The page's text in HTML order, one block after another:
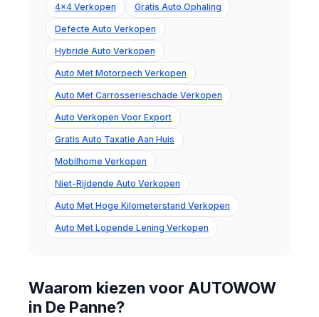
4x4 Verkopen Gratis Auto Ophaling
Defecte Auto Verkopen
Hybride Auto Verkopen
Auto Met Motorpech Verkopen
Auto Met Carrosserieschade Verkopen
Auto Verkopen Voor Export
Gratis Auto Taxatie Aan Huis
Mobilhome Verkopen
Niet-Rijdende Auto Verkopen
Auto Met Hoge Kilometerstand Verkopen
Auto Met Lopende Lening Verkopen
Waarom kiezen voor AUTOWOW
in De Panne?